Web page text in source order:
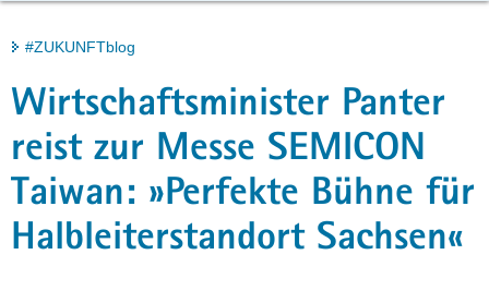
l
e
r
e
f
t
h
a
v
e
Hauptinhalt
#ZUKUNFTblog
Wirtschaftsminister Panter
reist zur Messe SEMICON
Taiwan: »Perfekte Bühne für
Halbleiterstandort Sachsen«